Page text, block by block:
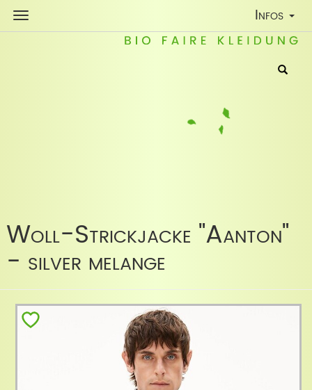
Toggle
Infos
Woll-Strickjacke "Aanton"
- silver melange